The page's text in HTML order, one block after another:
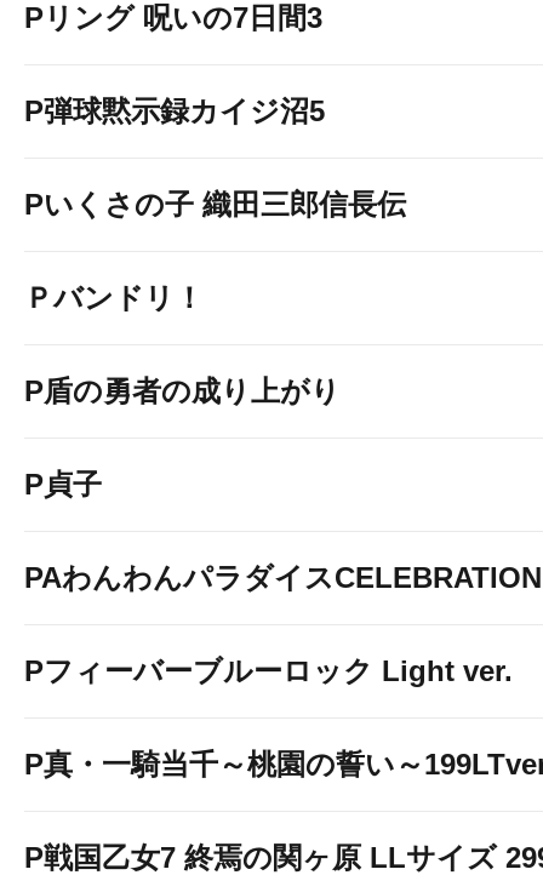
Pリング 呪いの7日間3
P弾球黙示録カイジ沼5
Pいくさの子 織田三郎信長伝
Ｐバンドリ！
P盾の勇者の成り上がり
P貞子
PAわんわんパラダイスCELEBRATION
Pフィーバーブルーロック Light ver.
P真・一騎当千～桃園の誓い～
P戦国乙女7 終焉の関ヶ原 LLサイズ